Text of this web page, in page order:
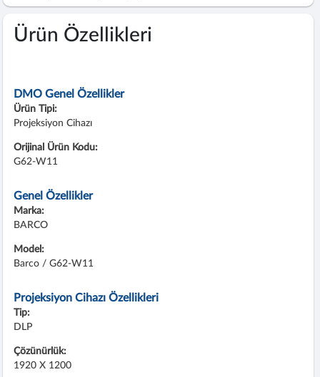
Ürün Özellikleri
DMO Genel Özellikler
Ürün Tipi:
Projeksiyon Cihazı
Orijinal Ürün Kodu:
G62-W11
Genel Özellikler
Marka:
BARCO
Model:
Barco / G62-W11
Projeksiyon Cihazı Özellikleri
Tip:
DLP
Çözünürlük:
1920 X 1200